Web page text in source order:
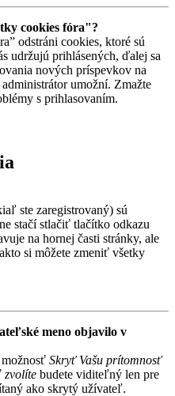
cookies fóra"?
odstráni cookies, ktoré sú
udržujú prihlásených, ďalej sa
nových príspevkov na
umožní. Zmažte
s prihlasovaním.
ste zaregistrovaný) sú
stačí stlačiť tlačítko odkazu
na hornej časti stránky, ale
si môžete zmeniť všetky
meno objavilo v
možnosť Skryť Vašu prítomnosť
zvolíte budete viditeľný len pre
ako skrytý užívateľ.